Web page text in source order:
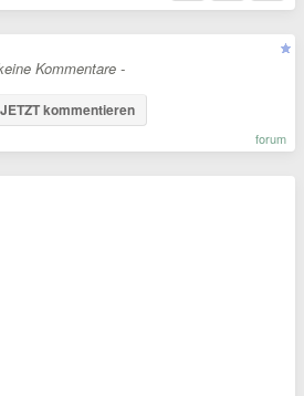
Kommentare -
JETZT kommentieren
forum